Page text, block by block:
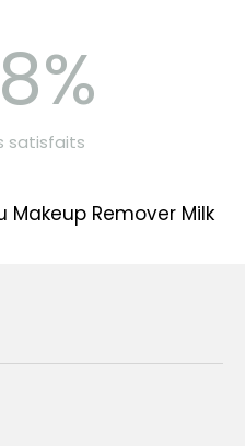
satisfaits
Remover Milk